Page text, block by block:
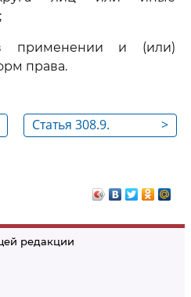
редакции
применении и (или)
права.
>
Статья 308.9.
надзорных жалобы,
представления
вместе с делом в
судебном